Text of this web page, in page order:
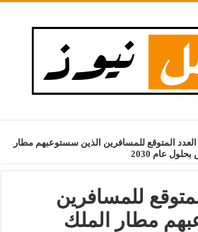
المتوقع للمسافرين الذين سستوعبهم مطار
عام 2030
للمسافرين
مطار الملك